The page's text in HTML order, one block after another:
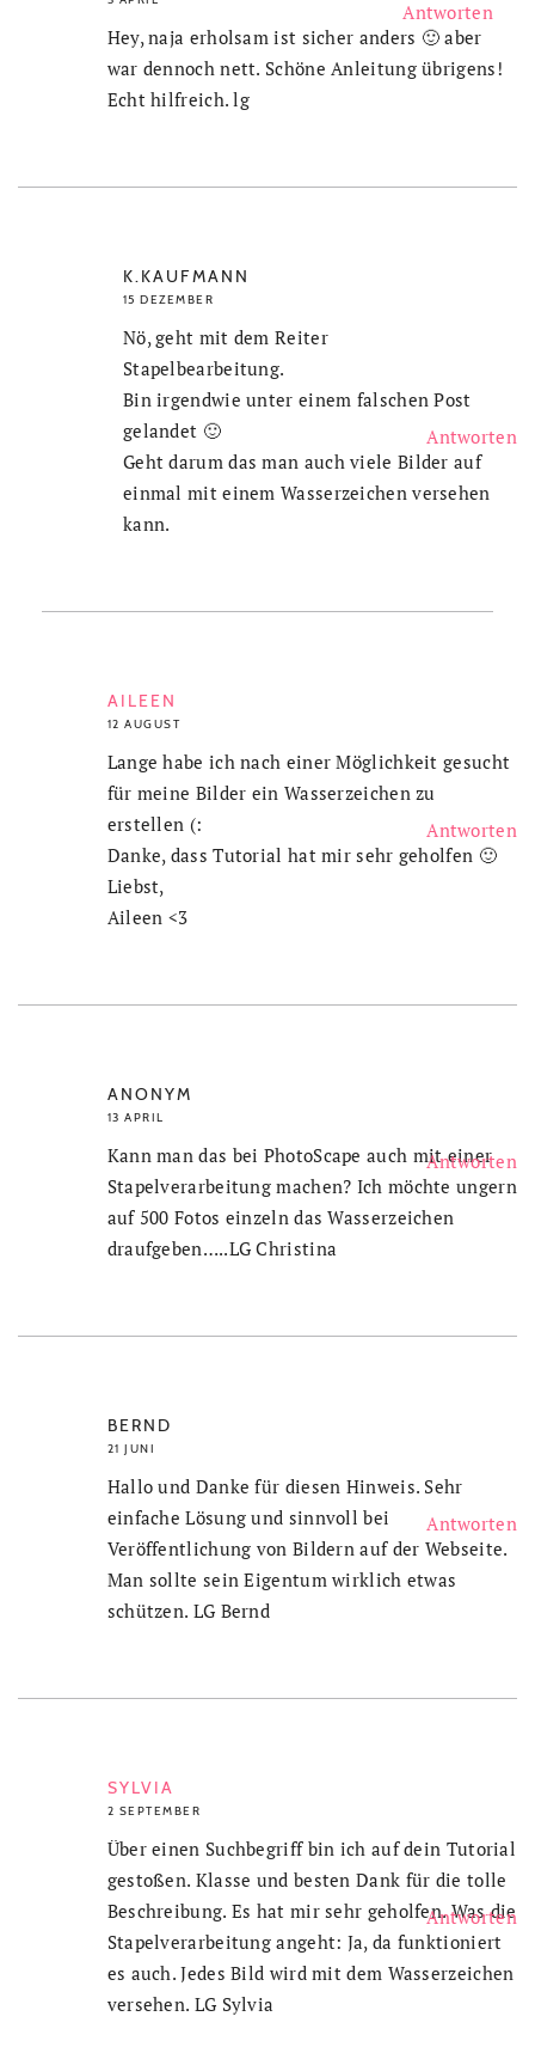
Hey, naja erholsam ist sicher anders 🙂 aber
war dennoch nett. Schöne Anleitung übrigens!
Echt hilfreich. lg
K.KAUFMANN
15 DEZEMBER
Antworten
Nö, geht mit dem Reiter
Stapelbearbeitung.
Bin irgendwie unter einem falschen Post
gelandet 🙂
Geht darum das man auch viele Bilder auf
einmal mit einem Wasserzeichen versehen
kann.
AILEEN
12 AUGUST
Antworten
Lange habe ich nach einer Möglichkeit gesucht
für meine Bilder ein Wasserzeichen zu
erstellen (:
Danke, dass Tutorial hat mir sehr geholfen 🙂
Liebst,
Aileen <3
ANONYM
13 APRIL
Antworten
Kann man das bei PhotoScape auch mit einer
Stapelverarbeitung machen? Ich möchte ungern
auf 500 Fotos einzeln das Wasserzeichen
draufgeben…..LG Christina
BERND
21 JUNI
Antworten
Hallo und Danke für diesen Hinweis. Sehr
einfache Lösung und sinnvoll bei
Veröffentlichung von Bildern auf der Webseite.
Man sollte sein Eigentum wirklich etwas
schützen. LG Bernd
SYLVIA
2 SEPTEMBER
Antworten
Über einen Suchbegriff bin ich auf dein Tutorial
gestoßen. Klasse und besten Dank für die tolle
Beschreibung. Es hat mir sehr geholfen. Was die
Stapelverarbeitung angeht: Ja, da funktioniert
es auch. Jedes Bild wird mit dem Wasserzeichen
versehen. LG Sylvia
Antworten